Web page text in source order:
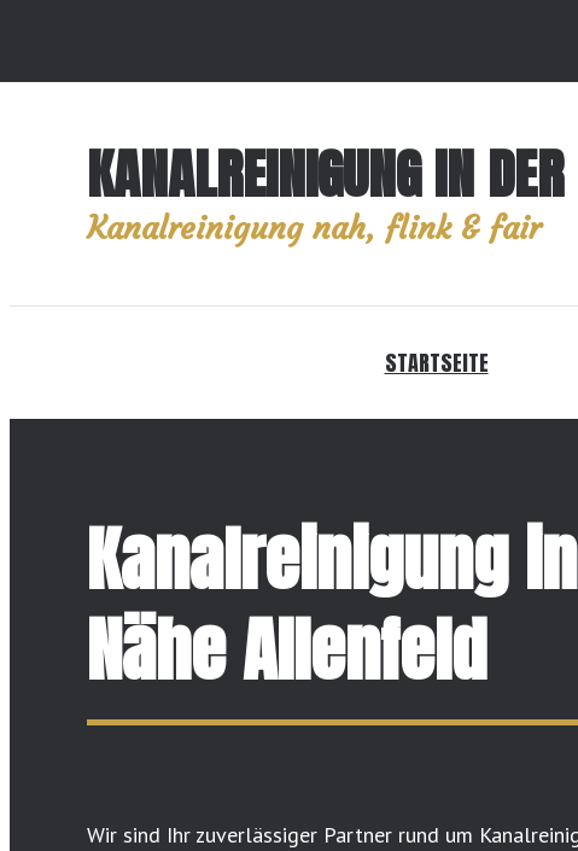
KANALREINIGUNG IN
Kanalreinigung nah, flink & fair
STARTSEITE
Kanalreinigung
Nähe Allenfeld
Wir sind Ihr zuverlässiger Partner rund um